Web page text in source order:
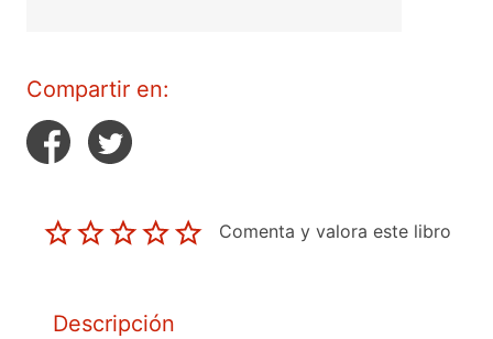
Compartir en:
Comenta y valora este libro
Descripción